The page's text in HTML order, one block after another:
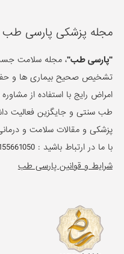
مجله پزشکی پارسی طب
"پارسی طب"، مجله سلامت
تشخیص صحیح بیماری ها و
امراض رایج با استفاده از
طب سنتی و جایگزین فعالیت
پزشکی و مقالات سلامت و
با ما در ارتباط باشید :
شرایط و قوانین پارسی طب